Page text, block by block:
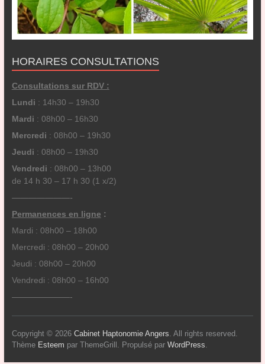
HORAIRES CONSULTATIONS
Consultations sur RDV :
Lundi : 14h30 – 19h30
Mardi : 08h00 – 16h30
Mercredi : 08h00 – 19h30
Jeudi : 08h00 – 19h30
Vendredi : 08h00 – 13h00
de 14 h 30 – 17 h 30 (1 x/2)
———————-
Permanences en ligne :
Mardi : 08h00 – 18h00
Mercredi : 08h00 – 20h00
Jeudi : 08h00 – 20h00
Vendredi : 08h00 – 16h00
———————-
Copyright © 2026 Cabinet Haptonomie Angers. All rights reserved.
Thème Esteem par ThemeGrill. Propulsé par WordPress.